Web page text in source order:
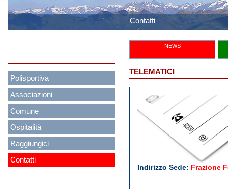
Contatti
Polisportiva
Associazioni
Comune
Ospitalità
Raggiungici
Contatti
NEWS
TELEMATICI
Indirizzo Sede: Frazione